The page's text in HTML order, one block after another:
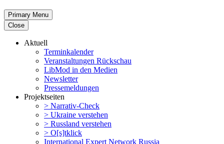
Primary Menu
Close
Aktuell
Termin­ka­lender
Veran­stal­tungen Rückschau
LibMod in den Medien
Newsletter
Presse­mel­dungen
Projekt­seiten
> Narrativ-Check
> Ukraine verstehen
> Russland verstehen
> O[s]tklick
Inter­na­tional Expert Network Russia